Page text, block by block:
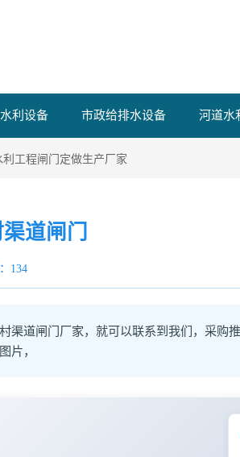
利设备 市政给排水设备 河道水
工程闸门定做生产厂家
道闸门
134
渠道闸门厂家，就可以联系到我们，采购
片，